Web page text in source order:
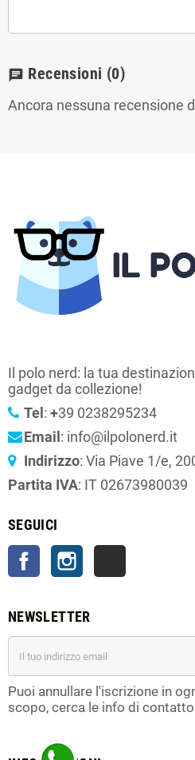
chat Recensioni (0)
Ancora nessuna recensione
Il polo nerd: la tua
gadget da collezione!
Tel : +39 0238295234
Email : info@ilpolonerd.it
Indirizzo: Via Piave 1/e,
Partita IVA: IT 02673980039
SEGUICI
FacebookInstagram
NEWSLETTER
Puoi annullare l'iscrizione in
scopo, cerca le info di